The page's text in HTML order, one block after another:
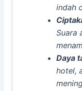
indah
Suara
Daya
hotel,